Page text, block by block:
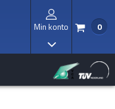
Min konto
I
/ 0